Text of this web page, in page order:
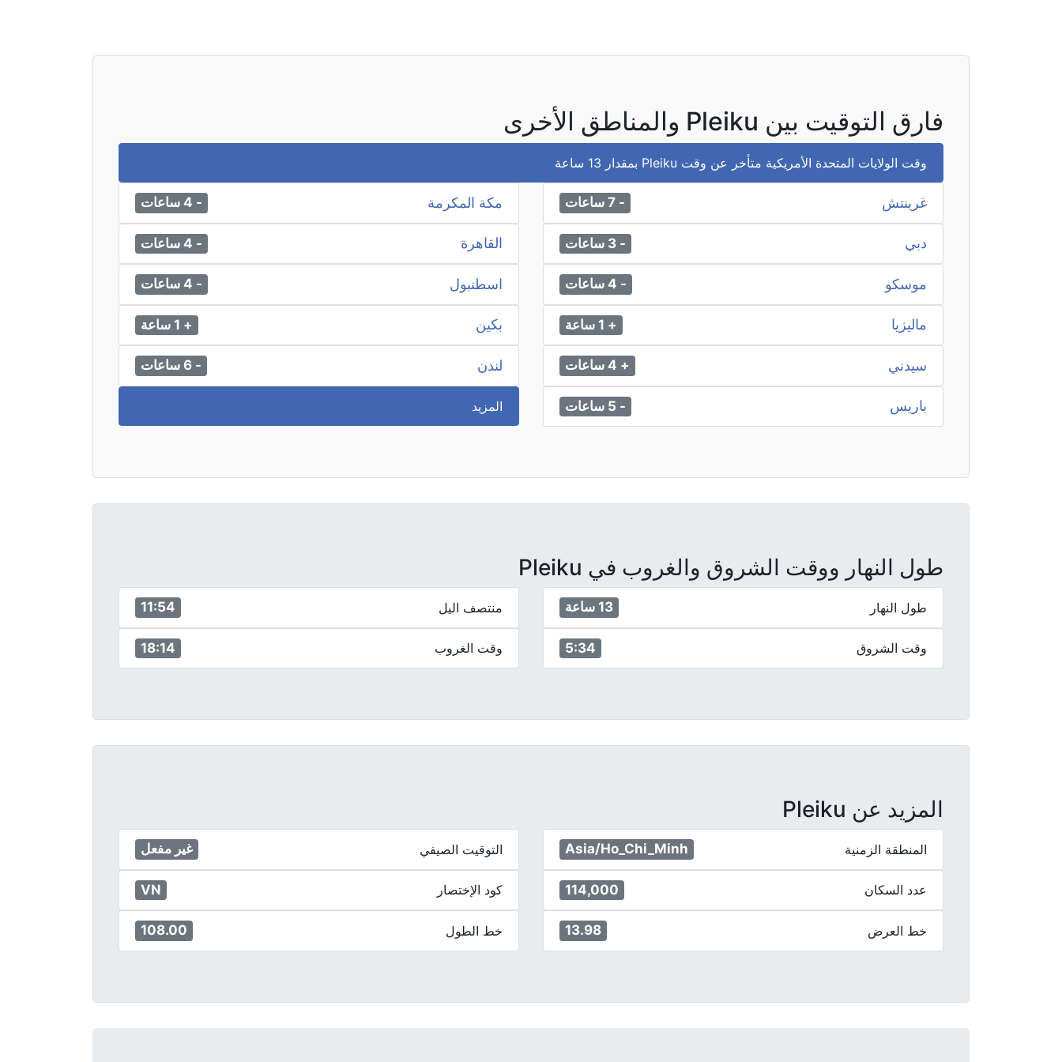
فارق التوقيت بين Pleiku والمناطق الأخرى
وقت الولايات المتحدة الأمريكية متأخر عن وقت Pleiku بمقدار 13 ساعة
غرينتش - 7 ساعات مكة المكرمة - 4 ساعات
دبي - 3 ساعات القاهرة - 4 ساعات
موسكو - 4 ساعات اسطنبول - 4 ساعات
ماليزيا + 1 ساعة بكين + 1 ساعة
سيدني + 4 ساعات لندن - 6 ساعات
باريس - 5 ساعات المزيد
طول النهار ووقت الشروق والغروب في Pleiku
طول النهار 13 ساعة منتصف اليل 11:54
وقت الشروق 5:34 وقت الغروب 18:14
المزيد عن Pleiku
المنطقة الزمنية Asia/Ho_Chi_Minh التوقيت الصيفي غير مفعل
عدد السكان 114,000 كود الإختصار VN
خط العرض 13.98 خط الطول 108.00